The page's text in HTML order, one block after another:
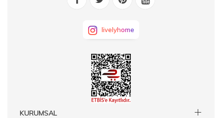
livelyhome
KURUMSAL